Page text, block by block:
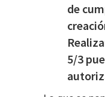
de
5/3